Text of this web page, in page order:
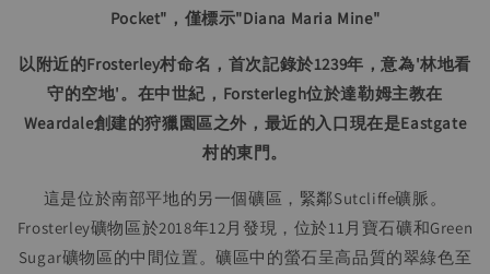
Pocket"，僅標示"Diana Maria Mine"
以附近的Frosterley村命名，首次記錄於1239年，意為'林地看
守的空地'。在中世紀，Forsterlegh位於達勒姆主教在
Weardale創建的狩獵園區之外，最近的入口現在是Eastgate
村的東門。
這是位於南部平地的另一個礦區，緊鄰Sutcliffe礦脈。
Frosterley礦物區於2018年12月發現，位於11月寶石礦和Green
Sugar礦物區的中間位置。礦區中的螢石呈高品質的翠綠色至